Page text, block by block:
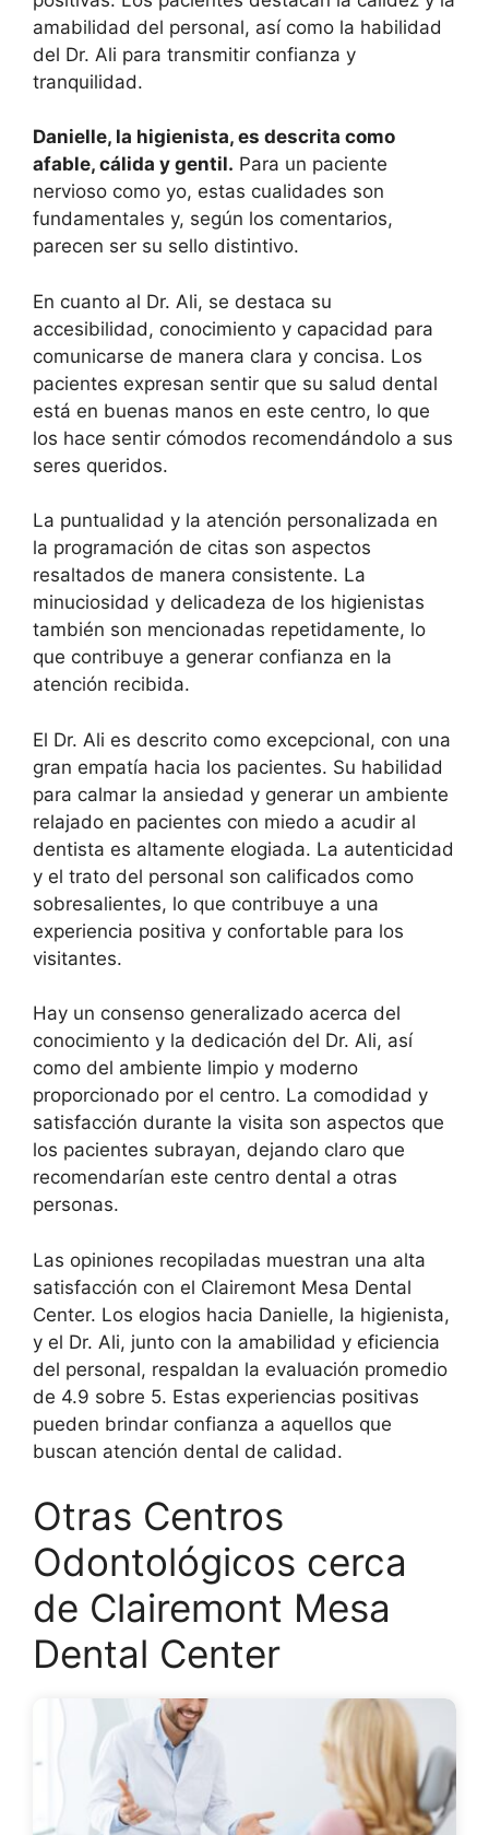
amabilidad del personal, así como la habilidad
del Dr. Ali para transmitir confianza y
tranquilidad.
Danielle, la higienista, es descrita como
afable, cálida y gentil. Para un paciente
nervioso como yo, estas cualidades son
fundamentales y, según los comentarios,
parecen ser su sello distintivo.
En cuanto al Dr. Ali, se destaca su
accesibilidad, conocimiento y capacidad para
comunicarse de manera clara y concisa. Los
pacientes expresan sentir que su salud dental
está en buenas manos en este centro, lo que
los hace sentir cómodos recomendándolo a sus
seres queridos.
La puntualidad y la atención personalizada en
la programación de citas son aspectos
resaltados de manera consistente. La
minuciosidad y delicadeza de los higienistas
también son mencionadas repetidamente, lo
que contribuye a generar confianza en la
atención recibida.
El Dr. Ali es descrito como excepcional, con una
gran empatía hacia los pacientes. Su habilidad
para calmar la ansiedad y generar un ambiente
relajado en pacientes con miedo a acudir al
dentista es altamente elogiada. La autenticidad
y el trato del personal son calificados como
sobresalientes, lo que contribuye a una
experiencia positiva y confortable para los
visitantes.
Hay un consenso generalizado acerca del
conocimiento y la dedicación del Dr. Ali, así
como del ambiente limpio y moderno
proporcionado por el centro. La comodidad y
satisfacción durante la visita son aspectos que
los pacientes subrayan, dejando claro que
recomendarían este centro dental a otras
personas.
Las opiniones recopiladas muestran una alta
satisfacción con el Clairemont Mesa Dental
Center. Los elogios hacia Danielle, la higienista,
y el Dr. Ali, junto con la amabilidad y eficiencia
del personal, respaldan la evaluación promedio
de 4.9 sobre 5. Estas experiencias positivas
pueden brindar confianza a aquellos que
buscan atención dental de calidad.
Otras Centros
Odontológicos cerca
de Clairemont Mesa
Dental Center